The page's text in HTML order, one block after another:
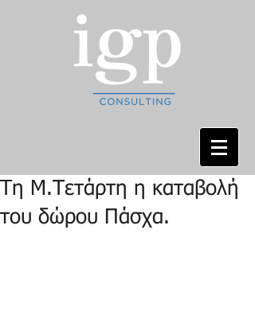
Tη Μ.Τετάρτη η καταβολή
του δώρου Πάσχα.